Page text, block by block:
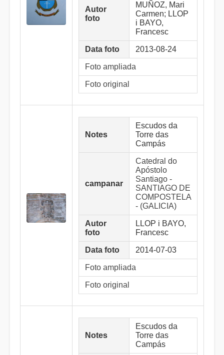
Autor
foto
MUÑOZ, Mari
Carmen; LLOP
i BAYO,
Francesc
Data foto 2013-08-24
Foto ampliada
Foto original
Notes
Escudos da
Torre das
Campás
campanar
Catedral do
Apóstolo
Santiago -
SANTIAGO DE
COMPOSTELA
- (GALICIA)
Autor
foto
LLOP i BAYO,
Francesc
Data foto 2014-07-03
Foto ampliada
Foto original
Notes
Escudos da
Torre das
Campás